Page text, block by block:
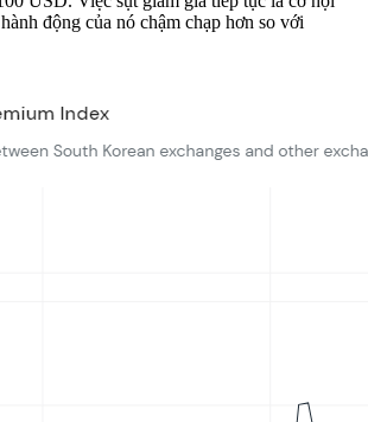
động của nó chậm chạp hơn so với